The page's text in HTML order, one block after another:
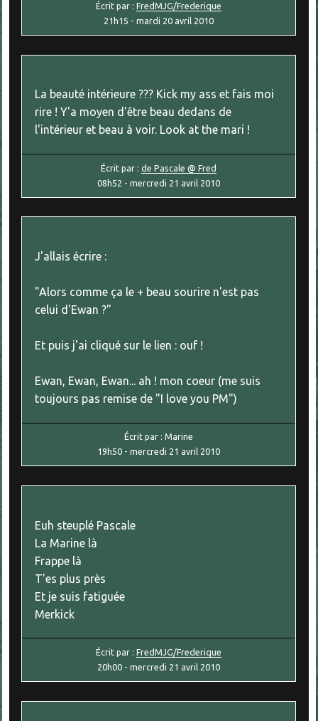
Écrit par :FredMJG/Frederique
21h15 -mardi 20 avril 2010
La beauté intérieure ??? Kick my ass et fais moi
rire ! Y'a moyen d'être beau dedans de
l'intérieur et beau à voir. Look at the mari !
Écrit par :de Pascale @ Fred
08h52 -mercredi 21 avril 2010
J'allais écrire :
"Alors comme ça le + beau sourire n'est pas
celui d'Ewan ?"
Et puis j'ai cliqué sur le lien : ouf !
Ewan, Ewan, Ewan... ah ! mon coeur (me suis
toujours pas remise de "I love you PM")
Écrit par :Marine
19h50 -mercredi 21 avril 2010
Euh steuplé Pascale
La Marine là
Frappe là
T'es plus près
Et je suis fatiguée
Merkick
Écrit par :FredMJG/Frederique
20h00 -mercredi 21 avril 2010